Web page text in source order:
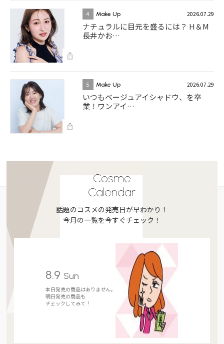
4 Make Up 2026.07.29
ナチュラルに目元を盛るには？ H＆M
長井かお…
5 Make Up 2026.07.29
いつもベージュアイシャドウ、を卒
業！ワンアイ…
Cosme
Calendar
話題のコスメの発売日が早わかり！
今月の一覧を今すぐチェック！
8.9 Sun
本日発売の商品はありません。
明日発売の商品も
チェックしてみて！